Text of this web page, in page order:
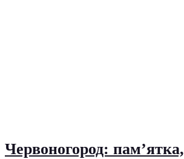
Червоногород: пам’ятка,